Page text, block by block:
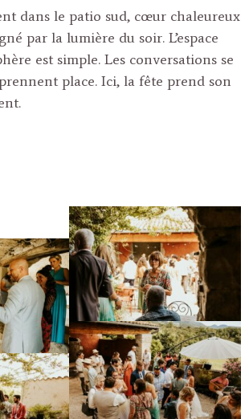
dans le patio sud, cœur chaleureux
par la lumière du soir. L’espace
est simple. Les conversations se
place. Ici, la fête prend son